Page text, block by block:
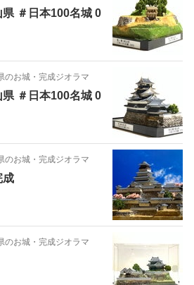
＃日本100名城 0
のお城・完成ジオラマ
＃日本100名城 0
のお城・完成ジオラマ
成
のお城・完成ジオラマ